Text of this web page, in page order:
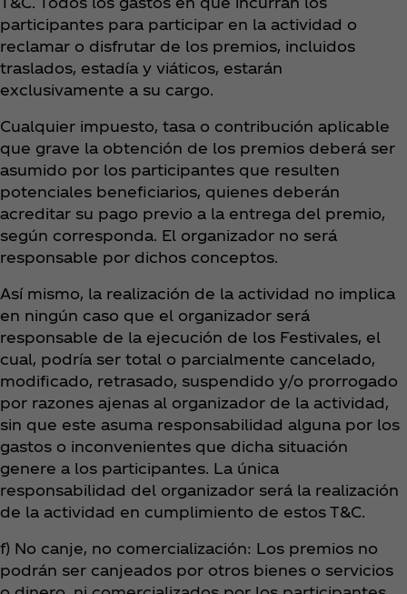
participantes para participar en la actividad o
reclamar o disfrutar de los premios, incluidos
traslados, estadía y viáticos, estarán
exclusivamente a su cargo.
Cualquier impuesto, tasa o contribución aplicable
que grave la obtención de los premios deberá ser
asumido por los participantes que resulten
potenciales beneficiarios, quienes deberán
acreditar su pago previo a la entrega del premio,
según corresponda. El organizador no será
responsable por dichos conceptos.
Así mismo, la realización de la actividad no implica
en ningún caso que el organizador será
responsable de la ejecución de los Festivales, el
cual, podría ser total o parcialmente cancelado,
modificado, retrasado, suspendido y/o prorrogado
por razones ajenas al organizador de la actividad,
sin que este asuma responsabilidad alguna por los
gastos o inconvenientes que dicha situación
genere a los participantes. La única
responsabilidad del organizador será la realización
de la actividad en cumplimiento de estos T&C.
f) No canje, no comercialización: Los premios no
podrán ser canjeados por otros bienes o servicios